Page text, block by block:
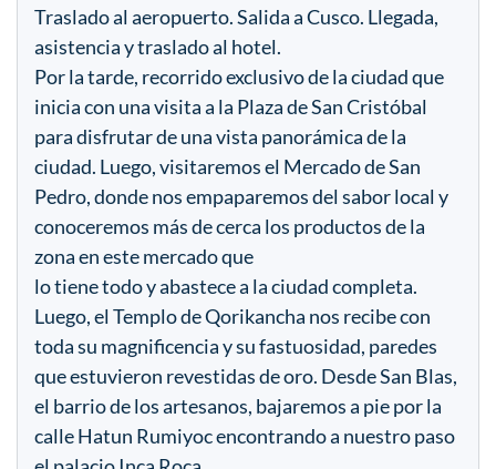
Traslado al aeropuerto. Salida a Cusco. Llegada,
asistencia y traslado al hotel.
Por la tarde, recorrido exclusivo de la ciudad que
inicia con una visita a la Plaza de San Cristóbal
para disfrutar de una vista panorámica de la
ciudad. Luego, visitaremos el Mercado de San
Pedro, donde nos empaparemos del sabor local y
conoceremos más de cerca los productos de la
zona en este mercado que
lo tiene todo y abastece a la ciudad completa.
Luego, el Templo de Qorikancha nos recibe con
toda su magnificencia y su fastuosidad, paredes
que estuvieron revestidas de oro. Desde San Blas,
el barrio de los artesanos, bajaremos a pie por la
calle Hatun Rumiyoc encontrando a nuestro paso